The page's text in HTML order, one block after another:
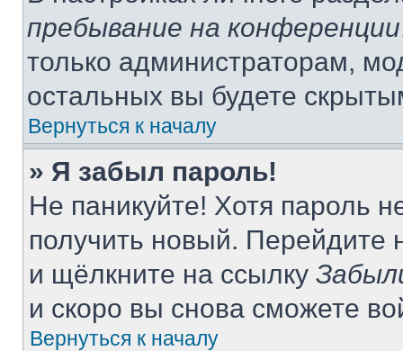
пребывание на конференции
только администраторам,
остальных вы будете
Вернуться к началу
» Я забыл пароль!
Не паникуйте! Хотя пароль
получить новый. Перейдите
и щёлкните на ссылку
и скоро вы снова сможете
Вернуться к началу